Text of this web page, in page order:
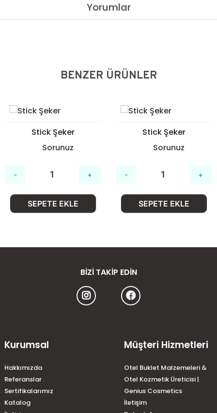
Yorumlar
BENZER ÜRÜNLER
Stick Şeker
Sorunuz
SEPETE EKLE
Stick Şeker
Sorunuz
SEPETE EKLE
BIZI TAKIP EDIN
Kurumsal
Hakkımızda
Referanslar
Sertifikalarımız
Katalog
Müşteri Hizmetleri
Otel Buklet Malzemeleri &
Otel Kozmetik Üreticisi |
Genius Cosmetics
İletişim